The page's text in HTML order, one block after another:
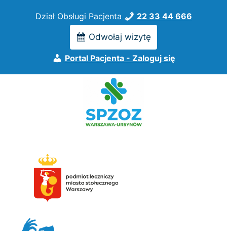
Dział Obsługi Pacjenta 22 33 44 666
Odwołaj wizytę
Portal Pacjenta - Zaloguj się